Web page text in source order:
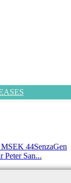
MSEK 44SenzaGen
Peter San...